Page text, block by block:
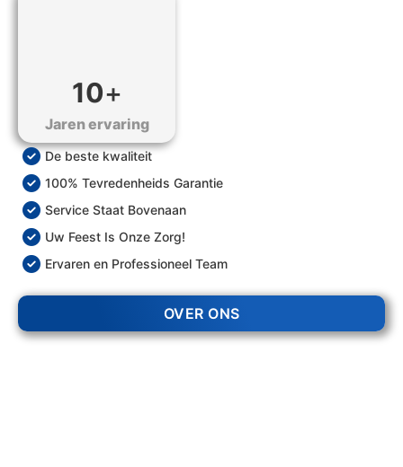
10+
Jaren ervaring
De beste kwaliteit
100% Tevredenheids Garantie
Service Staat Bovenaan
Uw Feest Is Onze Zorg!
Ervaren en Professioneel Team
OVER ONS